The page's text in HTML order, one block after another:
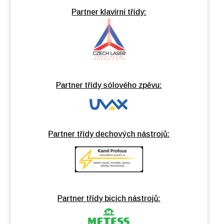
Partner klavírní třídy:
Partner třídy sólového zpěvu:
Partner třídy dechových nástrojů:
Partner třídy bicích nástrojů: